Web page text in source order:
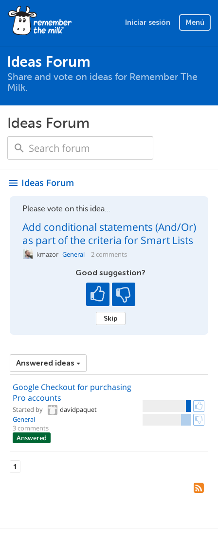
Iniciar sesión Menú
Ideas Forum
Share and vote on ideas for Remember The
Milk.
Ideas Forum
menu Ideas Forum
Please vote on this idea...
Add conditional statements (And/Or)
as part of the criteria for Smart Lists
kmazor General 2 comments
Good suggestion?
Skip
Answered ideas
Google Checkout for purchasing
Pro accounts
Started by
davidpaquet
General
3 comments
Answered
1